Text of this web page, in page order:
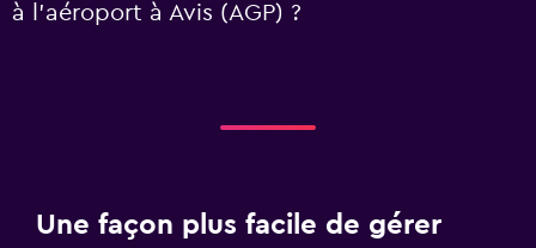
à l’aéroport à Avis (AGP) ?
Une façon plus facile de gérer